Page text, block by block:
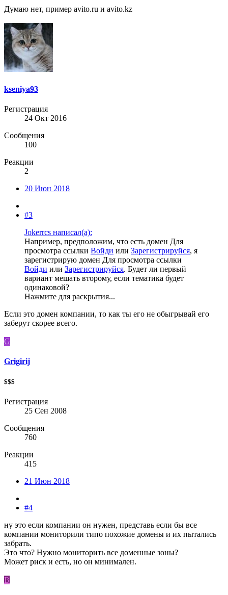
Думаю нет, пример avito.ru и avito.kz
kseniya93
Регистрация
24 Окт 2016
Сообщения
100
Реакции
2
20 Июн 2018
#3
Jokerrcs написал(а):
Например, предположим, что есть домен Для
просмотра ссылки Войди или Зарегистрируйся, я
зарегистрирую домен Для просмотра ссылки
Войди или Зарегистрируйся. Будет ли первый
вариант мешать второму, если тематика будет
одинаковой?
Нажмите для раскрытия...
Если это домен компании, то как ты его не обыгрывай его
заберут скорее всего.
G
Grigirij
$$$
Регистрация
25 Сен 2008
Сообщения
760
Реакции
415
21 Июн 2018
#4
ну это если компании он нужен, представь если бы все
компании мониторили типо похожие домены и их пытались
забрать.
Это что? Нужно мониторить все доменные зоны?
Может риск и есть, но он минимален.
B